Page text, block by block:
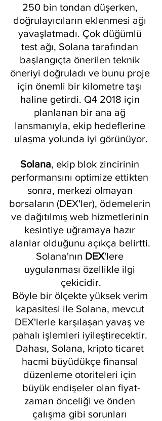
250 bin tondan düşerken,
doğrulayıcıların eklenmesi ağı
yavaşlatmadı. Çok düğümlü
test ağı, Solana tarafından
başlangıçta önerilen teknik
öneriyi doğruladı ve bunu proje
için önemli bir kilometre taşı
haline getirdi. Q4 2018 için
planlanan bir ana ağ
lansmanıyla, ekip hedeflerine
ulaşma yolunda iyi görünüyor.
Solana, ekip blok zincirinin
performansını optimize ettikten
sonra, merkezi olmayan
borsaların (DEX'ler), ödemelerin
ve dağıtılmış web hizmetlerinin
kesintiye uğramaya hazır
alanlar olduğunu açıkça belirtti.
Solana'nın DEX'lere
uygulanması özellikle ilgi
çekicidir.
Böyle bir ölçekte yüksek verim
kapasitesi ile Solana, mevcut
DEX'lerle karşılaşan yavaş ve
pahalı işlemleri iyileştirecektir.
Dahası, Solana, kripto ticaret
hacmi büyüdükçe finansal
düzenleme otoriteleri için
büyük endişeler olan fiyat-
zaman önceliği ve önden
çalışma gibi sorunları